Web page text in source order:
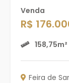
Venda
R$
158,75m²
Feira de